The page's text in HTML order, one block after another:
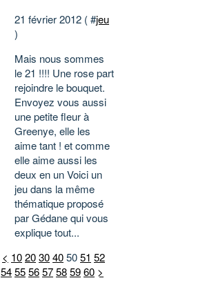
21 février 2012 ( #jeu
)
Mais nous sommes
le 21 !!!! Une rose part
rejoindre le bouquet.
Envoyez vous aussi
une petite fleur à
Greenye, elle les
aime tant ! et comme
elle aime aussi les
deux en un Voici un
jeu dans la même
thématique proposé
par Gédane qui vous
explique tout...
< 102030405051 52
54555657585960 >